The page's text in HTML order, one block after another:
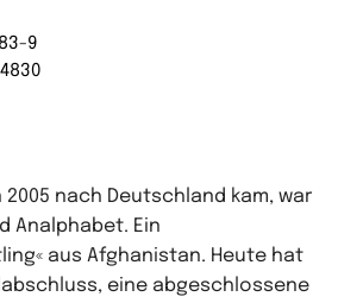
9
2005 nach Deutschland kam, war
Analphabet. Ein
aus Afghanistan. Heute hat
eine abgeschlossene